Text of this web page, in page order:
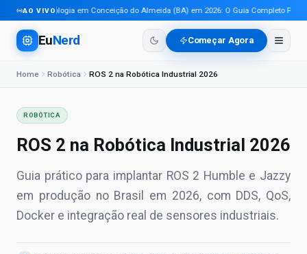
AO VIVO
Tecnologia em Conceição do Almeida (BA) em 2026: O Guia Completo Para
EuNerd Começar Agora
Home Robótica ROS 2 na Robótica Industrial 2026
ROBÓTICA
ROS 2 na Robótica Industrial 2026
Guia prático para implantar ROS 2 Humble e Jazzy
em produção no Brasil em 2026, com DDS, QoS,
Docker e integração real de sensores industriais.